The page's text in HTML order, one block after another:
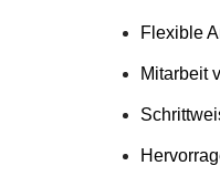
Flexible
Mitarbeit